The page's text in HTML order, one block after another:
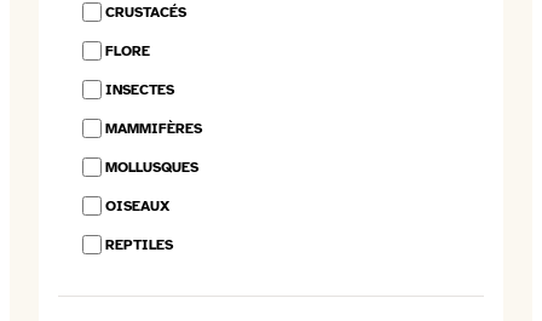
CRUSTACÉS
FLORE
INSECTES
MAMMIFÈRES
MOLLUSQUES
OISEAUX
REPTILES